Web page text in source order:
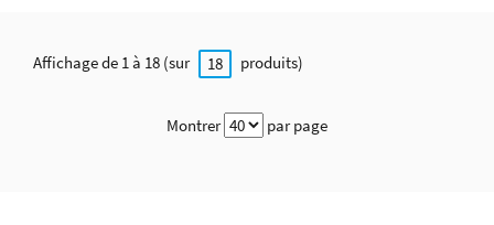
Affichage de 1 à 18 (sur 18 produits)
Montrer par page